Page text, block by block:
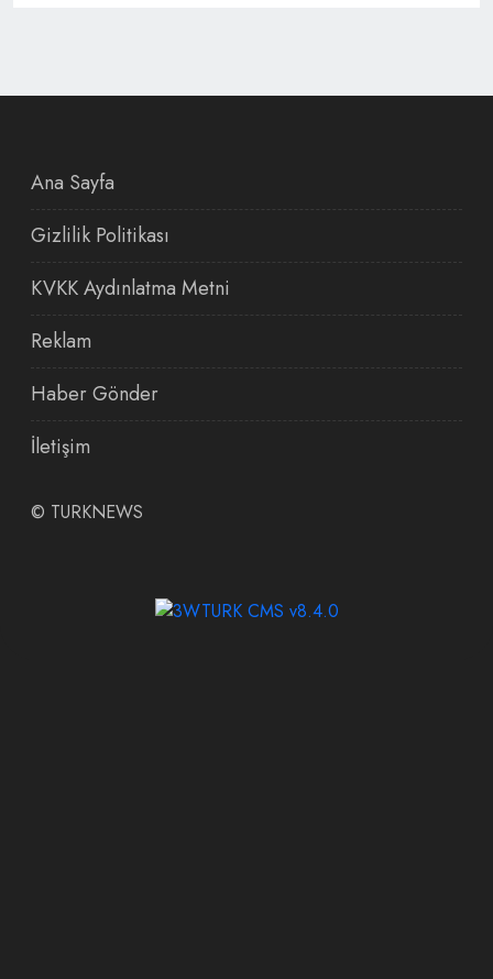
Ana Sayfa
Gizlilik Politikası
KVKK Aydınlatma Metni
Reklam
Haber Gönder
İletişim
© TURKNEWS